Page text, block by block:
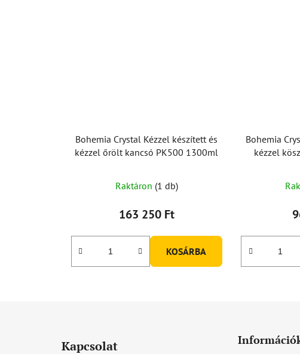
Bohemia Crystal Kézzel készített és
kézzel őrölt kancsó PK500 1300ml
Raktáron (1 db)
163 250 Ft
KOSÁRBA
Bohemia
kézzel
Kapcsolat